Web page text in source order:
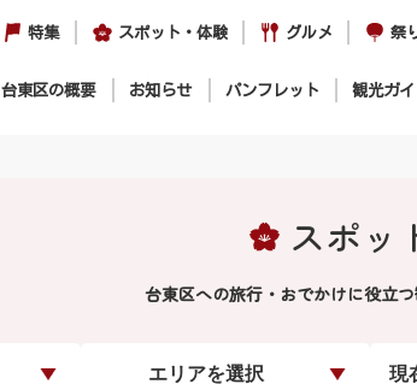
特集 スポット・体験 グルメ 祭
台東区の概要 お知らせ パンフレット 観光ガ
スポッ
台東区への旅行・おでかけに役立
エリアを選択 現